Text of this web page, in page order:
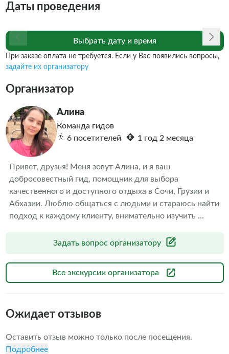
Даты проведения
Выбрать дату и время
При заказе оплата не требуется. Если у Вас появились вопросы,
задайте их организатору
Организатор
Алина
Команда гидов
6 посетителей
1 год 2 месяца
Привет, друзья! Меня зовут Алина, и я ваш
добросовестный гид, помощник для выбора
качественного и доступного отдыха в Сочи, Грузии и
Абхазии. Люблю общаться с людьми и стараюсь найти
подход к каждому клиенту, внимательно изучить
обязательно порадует и оставит только приятные и
Задать вопрос организатору
Все экскурсии организатора
Ожидает отзывов
Оставить отзыв можно только после посещения.
Подробнее